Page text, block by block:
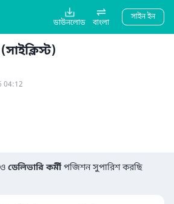
ডাউনলোড বাংলা
সাইন ইন
04:12
ডেলিভারি কর্মীপজিশন সুপারিশ করছি